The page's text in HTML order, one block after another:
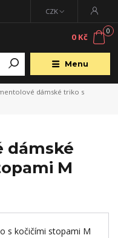
Menu
CZK
0
0 Kč
dámské triko s
dámské
M